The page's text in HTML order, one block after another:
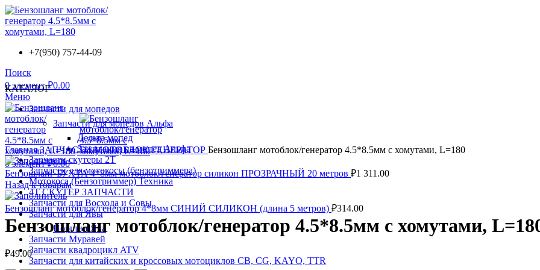
+7(950) 757-44-09
Поиск
0элемент ₽0.00
Меню
0элемент ₽0.00
КАТАЛОГ
Запчасти для мопедов
Запчасти для мопедов Альфа
Дельта мопед
Зажигания на мопед Альфа
Запчасти скутеры 2Т
Запчасти для мотокосы (бензотриммера)
Мотокоса (Бензотриммер) Техника
4Т СКУТЕР ЗАПЧАСТИ
Запчасти для Восхода и Совы
Запчасти для Явы
Поршни Ява
Запчасти Муравей
Запчасти квадроцикл ATV
Запчасти для китайских и кроссовых мотоциклов CB, CG, KAYO, TTR
ГлавнаяЗАПЧАСТИ МОТОБЛОК ГЕНЕРАТОР Бензошланг мотоблок/генератор 4.5*8.5мм с хомутами, L=180
Бензошланг БУХТА 4*8мм мотоблок/генератор силикон ПРОЗРАЧНЫЙ 20 метров ₽1 311.00
Назад к товарам
Бензошланг мотоблок/генератор 4*8мм СИНИЙ СИЛИКОН (длина 5 метров) ₽314.00
Бензошланг мотоблок/генератор 4.5*8.5мм с хомутами,
₽49.00